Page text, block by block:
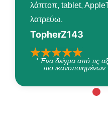
λάπτοπ, tablet,
λατρεύω.
TopherZ143
* Ένα δείγμα από τις
πιο